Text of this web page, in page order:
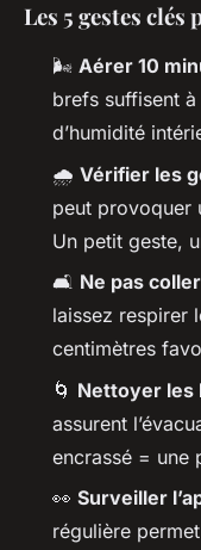
Les 5 gestes
🌬️ Aérer 10
brefs suffisent à
d’humidité
🌧️ Vérifier les
peut provoquer
Un petit geste,
🛋️ Ne pas
laissez respirer
centimètres
🌀 Nettoyer les
assurent
encrassé = une
👀 Surveiller
régulière